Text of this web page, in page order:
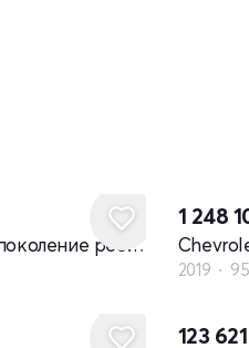
Chevrolet Cobalt II - поколение рестайлинг
1 248
2019
123